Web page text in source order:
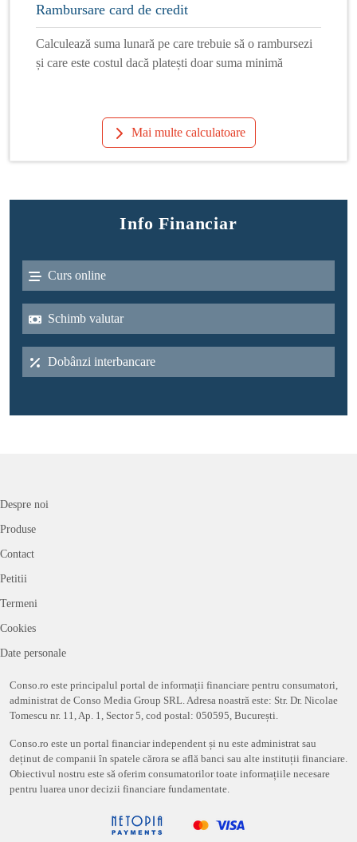
Rambursare card de credit
Calculează suma lunară pe care trebuie să o rambursezi
și care este costul dacă platești doar suma minimă
Mai multe calculatoare
Info Financiar
Curs online
Schimb valutar
Dobânzi interbancare
Despre noi
Produse
Contact
Petitii
Termeni
Cookies
Date personale
Conso.ro este principalul portal de informații financiare pentru consumatori,
administrat de Conso Media Group SRL. Adresa noastră este: Str. Dr. Nicolae
Tomescu nr. 11, Ap. 1, Sector 5, cod postal: 050595, București.
Conso.ro este un portal financiar independent și nu este administrat sau
deținut de companii în spatele cărora se află banci sau alte instituții financiare.
Obiectivul nostru este să oferim consumatorilor toate informațiile necesare
pentru luarea unor decizii financiare fundamentate.